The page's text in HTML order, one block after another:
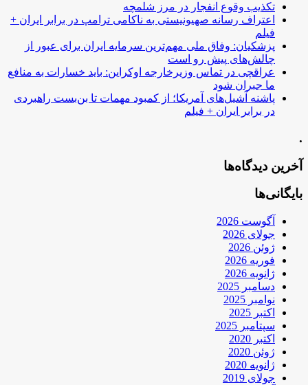
تکذیب وقوع انفجار در مرز شلمچه
اعتراف رسانه صهیونیستی به ناکامی ترامپ در برابر ایران +
فیلم
پزشکیان: وفاق ملی مهم‌ترین سرمایه ایران برای عبور از
چالش‌های پیش رو است
عراقچی در تماس وزیرخارجه اوکراین: باید خسارات به منافع
ما جبران شود
پاشنه آشیل‌های آمریکا؛ از کمبود مهمات تا بن‌بست راهبردی
در برابر ایران + فیلم
.
آخرین دیدگاه‌ها
بایگانی‌ها
آگوست 2026
جولای 2026
ژوئن 2026
فوریه 2026
ژانویه 2026
دسامبر 2025
نوامبر 2025
اکتبر 2025
سپتامبر 2025
اکتبر 2020
ژوئن 2020
ژانویه 2020
جولای 2019